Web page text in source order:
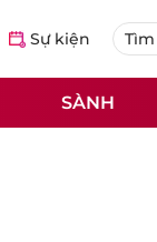
Sự kiện
SÀNH